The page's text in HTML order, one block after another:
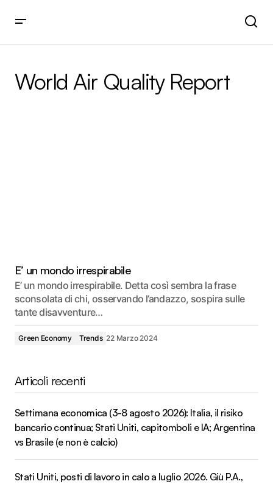
World Air Quality Report
E’ un mondo irrespirabile
E’ un mondo irrespirabile. Detta così sembra la frase
sconsolata di chi, osservando l’andazzo, sospira sulle
tante disavventure…
Green Economy Trends 22 Marzo 2024
Articoli recenti
Settimana economica (3-8 agosto 2026): Italia, il risiko
bancario continua; Stati Uniti, capitomboli e IA; Argentina
vs Brasile (e non è calcio)
Stati Uniti, posti di lavoro in calo a luglio 2026. Giù P.A.,